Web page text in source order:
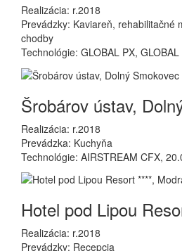
Realizácia: r.2018
Prevádzky: Kaviareň, rehabilitačné
chodby
Technológie: GLOBAL PX, GLOBAL
Šrobárov ústav,
Realizácia: r.2018
Prevádzka: Kuchyňa
Technológie: AIRSTREAM CFX,
Hotel pod Lipou
Realizácia: r.2018
Prevádzky: Recepcia